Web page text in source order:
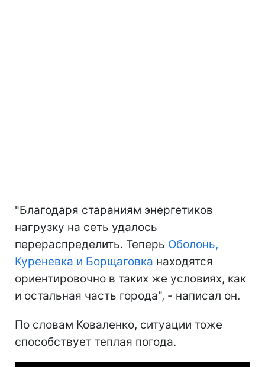
"Благодаря стараниям энергетиков
нагрузку на сеть удалось
перераспределить. Теперь Оболонь,
Куреневка и Борщаговка находятся
ориентировочно в таких же условиях, как
и остальная часть города", - написал он.
По словам Коваленко, ситуации тоже
способствует теплая погода.